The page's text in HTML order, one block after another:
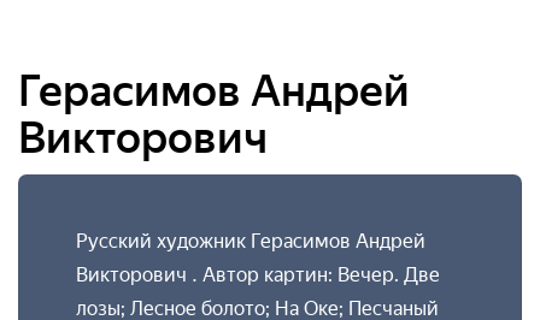
Герасимов Андрей
Викторович
Русский художник Герасимов Андрей
Викторович . Автор картин: Вечер. Две
лозы; Лесное болото; На Оке; Песчаный